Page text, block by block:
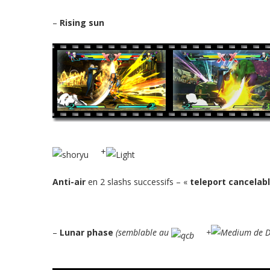
– Rising sun
+
Anti-air en 2 slashs successifs – « teleport
– Lunar phase (semblable au + de